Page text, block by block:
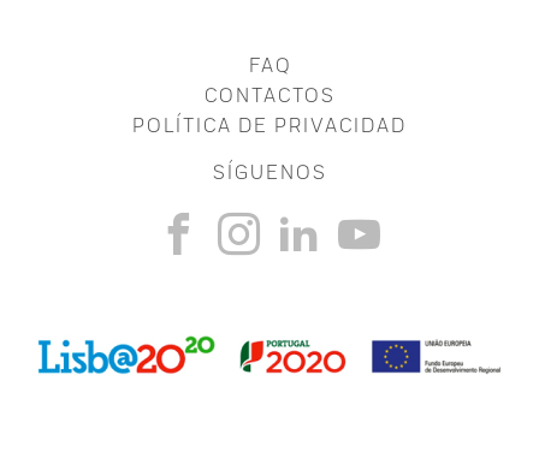
FAQ
CONTACTOS
POLÍTICA DE PRIVACIDAD
SÍGUENOS